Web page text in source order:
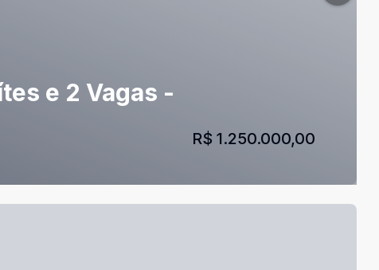
e 2 Vagas -
R$ 1.250.000,00